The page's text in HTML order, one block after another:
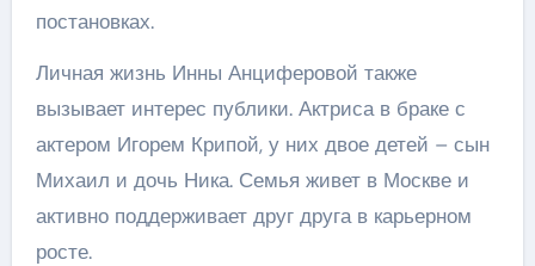
постановках.
Личная жизнь Инны Анциферовой также
вызывает интерес публики. Актриса в браке с
актером Игорем Крипой, у них двое детей – сын
Михаил и дочь Ника. Семья живет в Москве и
активно поддерживает друг друга в карьерном
росте.